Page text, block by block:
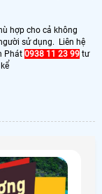
hợp cho cả không
sử dụng. Liên hệ
Phát 0938 11 23 99 tư